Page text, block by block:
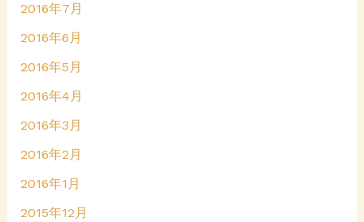
2016年7月
2016年6月
2016年5月
2016年4月
2016年3月
2016年2月
2016年1月
2015年12月